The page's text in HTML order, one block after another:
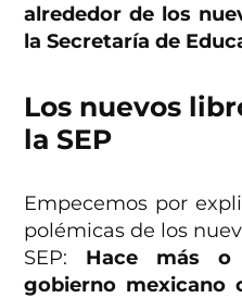
alrededor de los
la Secretaría de
Los nuevos
la SEP
Empecemos por
polémicas de los
SEP: Hace más
gobierno mexicano